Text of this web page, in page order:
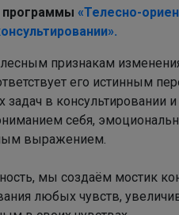
программы «Телесно-
признакам
его истинным
в консультировании и
себя,
выражением.
мы создаём мостик
любых чувств,